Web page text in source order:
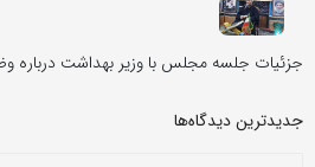
جزئیات جلسه مجلس با وزیر بهداشت درباره
جدیدترین دیدگاه‌‌ها